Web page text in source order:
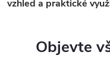
vzhled a praktické
Objevte